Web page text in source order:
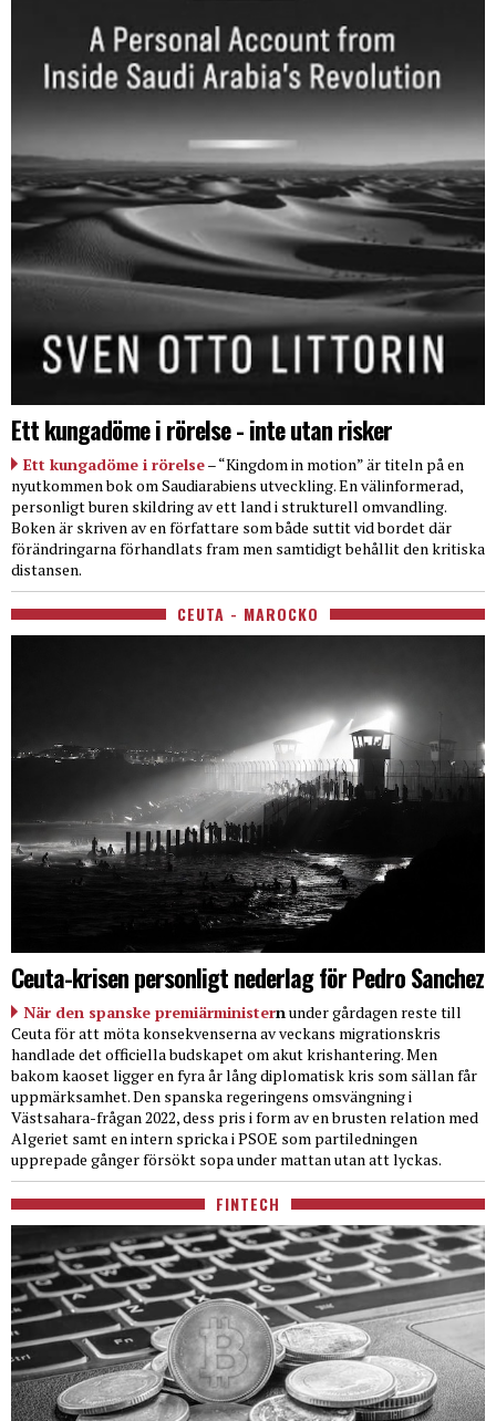
Ett kungadöme i rörelse - inte utan risker
Ett kungadöme i rörelse– “Kingdom in motion” är titeln på en
nyutkommen bok om Saudiarabiens utveckling. En välinformerad,
personligt buren skildring av ett land i strukturell omvandling.
Boken är skriven av en författare som både suttit vid bordet där
förändringarna förhandlats fram men samtidigt behållit den kritiska
distansen.
CEUTA - MAROCKO
Ceuta-krisen personligt nederlag för Pedro Sanchez
När den spanske premiärministernunder gårdagen reste till
Ceuta för att möta konsekvenserna av veckans migrationskris
handlade det officiella budskapet om akut krishantering. Men
bakom kaoset ligger en fyra år lång diplomatisk kris som sällan får
uppmärksamhet. Den spanska regeringens omsvängning i
Västsahara-frågan 2022, dess pris i form av en brusten relation med
Algeriet samt en intern spricka i PSOE som partiledningen
upprepade gånger försökt sopa under mattan utan att lyckas.
FINTECH